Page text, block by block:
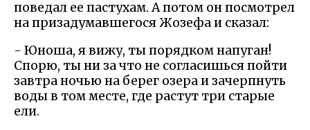
поведал ее пастухам. А потом он посмотрел
на призадумавшегося Жозефа и сказал:
- Юноша, я вижу, ты порядком напуган!
Спорю, ты ни за что не согласишься пойти
завтра ночью на берег озера и зачерпнуть
воды в том месте, где растут три старые
ели.